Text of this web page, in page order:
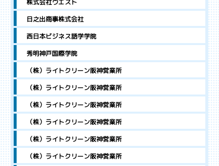
株式会社ウエスト
日之出商事株式会社
西日本ビジネス語学学院
秀明神戸国際学院
（株）ライトクリーン阪神営業所
（株）ライトクリーン阪神営業所
（株）ライトクリーン阪神営業所
（株）ライトクリーン阪神営業所
（株）ライトクリーン阪神営業所
（株）ライトクリーン阪神営業所